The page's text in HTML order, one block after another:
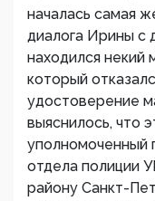
началась самая
диалога Ирины с
находился некий
который
удостоверение
выяснилось, что
уполномоченный
отдела полиции
району Санкт-